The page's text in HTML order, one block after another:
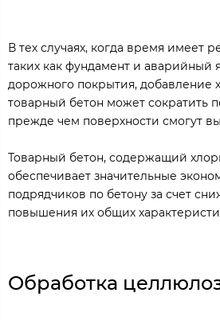
В тех случаях, когда время имеет
таких как фундамент и аварийный
дорожного покрытия, добавление
товарный бетон может сократить
прежде чем поверхности смогут
Товарный бетон, содержащий
обеспечивает значительные
подрядчиков по бетону за счет
повышения их общих
Обработка